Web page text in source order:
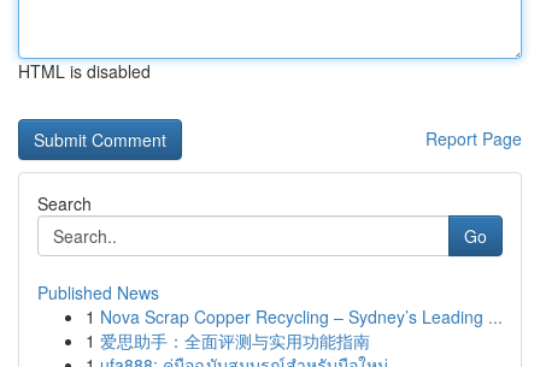
HTML is disabled
Report Page
Search
Go
Published News
1 Nova Scrap Copper Recycling – Sydney’s Leading ...
1 爱思助手：全面评测与实用功能指南